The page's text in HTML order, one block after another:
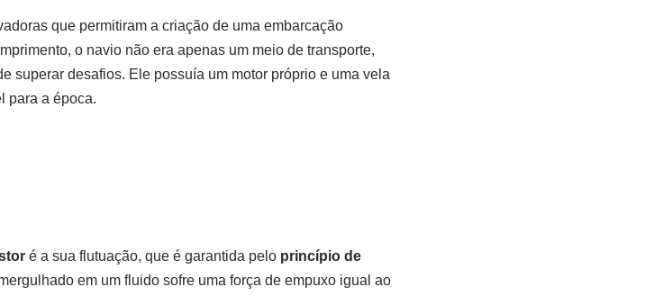
que permitiram a criação de uma embarcação
o navio não era apenas um meio de transporte,
superar desafios. Ele possuía um motor próprio e uma vela
para a época.
é a sua flutuação, que é garantida pelo princípio de
em um fluido sofre uma força de empuxo igual ao